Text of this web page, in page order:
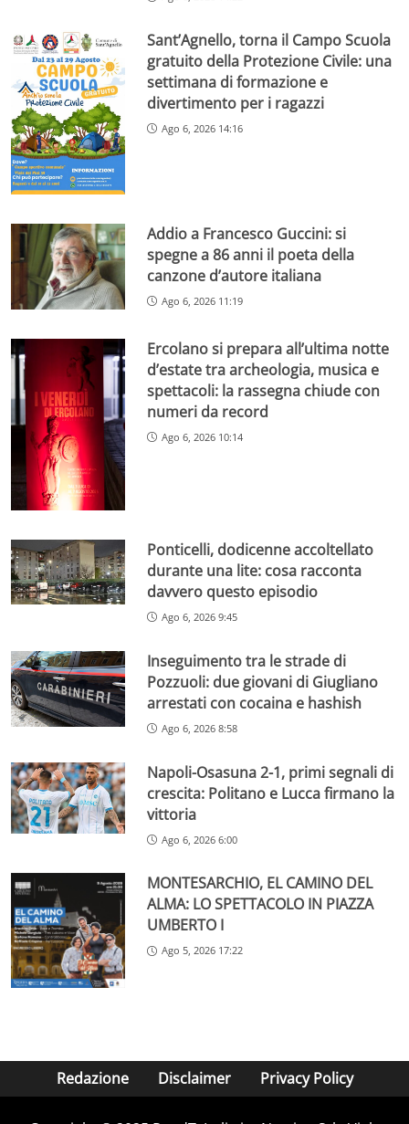
Sant’Agnello, torna il Campo Scuola
gratuito della Protezione Civile: una
settimana di formazione e
divertimento per i ragazzi
Ago 6, 2026 14:16
Addio a Francesco Guccini: si
spegne a 86 anni il poeta della
canzone d’autore italiana
Ago 6, 2026 11:19
Ercolano si prepara all’ultima notte
d’estate tra archeologia, musica e
spettacoli: la rassegna chiude con
numeri da record
Ago 6, 2026 10:14
Ponticelli, dodicenne accoltellato
durante una lite: cosa racconta
davvero questo episodio
Ago 6, 2026 9:45
Inseguimento tra le strade di
Pozzuoli: due giovani di Giugliano
arrestati con cocaina e hashish
Ago 6, 2026 8:58
Napoli-Osasuna 2-1, primi segnali di
crescita: Politano e Lucca firmano la
vittoria
Ago 6, 2026 6:00
MONTESARCHIO, EL CAMINO DEL
ALMA: LO SPETTACOLO IN PIAZZA
UMBERTO I
Ago 5, 2026 17:22
Redazione Disclaimer Privacy Policy